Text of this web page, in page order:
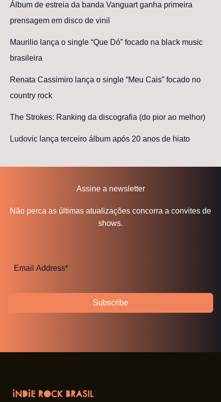
Álbum de estreia da banda Vanguart ganha primeira
prensagem em disco de vinil
Maurilio lança o single “Que Dó” focado na black music
brasileira
Renata Cassimiro lança o single “Meu Cais” focado no
country rock
The Strokes: Ranking da discografia (do pior ao melhor)
Ludovic lança terceiro álbum após 20 anos de hiato
Assine a newsletter
Não perca as últimas atualizações concorra a convites de
shows.
Subscribe